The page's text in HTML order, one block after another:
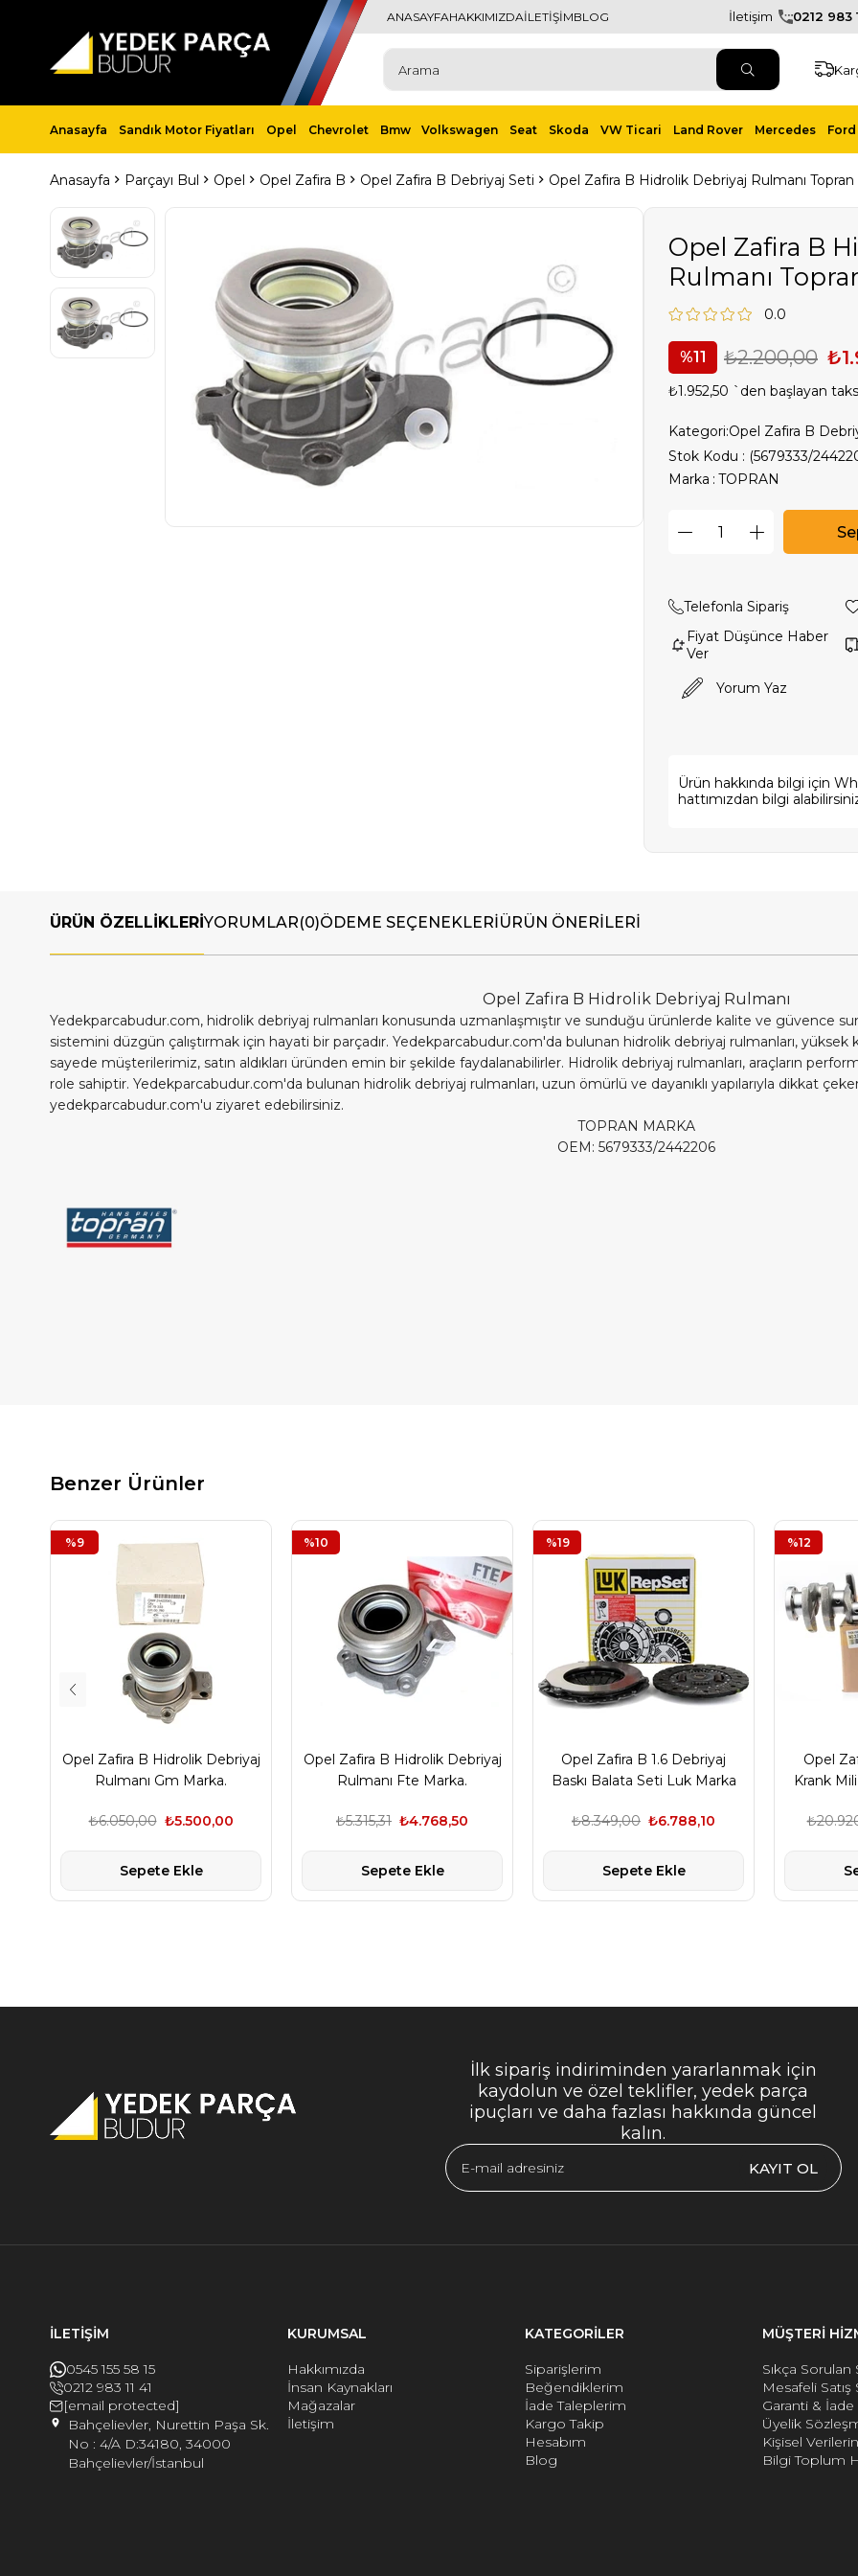
ANASAYFAHAKKIMIZDAİLETİŞİMBLOG İletişim 0212 983
Anasayfa Sandık Motor Fiyatları Opel Chevrolet Bmw Volkswagen Seat Skoda VW Ticari Land Rover Mercedes
Anasayfa Parçayı Bul Opel Opel Zafira B Opel Zafira B Debriyaj Seti Opel Zafira B Hidrolik Debriyaj Rulmanı
Opel Zafira B
Rulmanı
0.0
11 ₺2.200,00
₺1.952,50 `den başlayan
Kategori:Opel Zafira B
Stok Kodu
(5679333/
Marka : TOPRAN
Telefonla Sipariş
Fiyat Düşünce Haber
Ver
Yorum Yaz
Ürün hakkında bilgi için
hattımızdan bilgi
ÜRÜN ÖZELLIKLERIYORUMLAR(0)ÖDEME SEÇENEKLERIÜRÜN ÖNERILERI
Opel Zafira B Hidrolik Debriyaj Rulmanı
Yedekparcabudur.com, hidrolik debriyaj rulmanları konusunda uzmanlaşmıştır ve sunduğu ürünlerde kalite ve güvence
sistemini düzgün çalıştırmak için hayati bir parçadır. Yedekparcabudur.com'da bulunan hidrolik debriyaj rulmanları,
sayede müşterilerimiz, satın aldıkları üründen emin bir şekilde faydalanabilirler. Hidrolik debriyaj rulmanları, araçların
role sahiptir. Yedekparcabudur.com'da bulunan hidrolik debriyaj rulmanları, uzun ömürlü ve dayanıklı yapılarıyla dikkat
yedekparcabudur.com'u ziyaret edebilirsiniz.
TOPRAN MARKA
OEM: 5679333/2442206
Benzer Ürünler
Opel Zafira B Hidrolik Debriyaj
Rulmanı Gm Marka.
₺5.500,00
₺6.050,00
Sepete Ekle
%9
Opel Zafira B Hidrolik Debriyaj
Rulmanı Fte Marka.
₺4.768,50
₺5.315,31
Sepete Ekle
%10
Opel Zafira B 1.6 Debriyaj
Baskı Balata Seti Luk Marka
₺6.788,10
₺8.349,00
Sepete Ekle
%19
Opel
Krank
%12
İlk sipariş indiriminden yararlanmak için
kaydolun ve özel teklifler, yedek parça
ipuçları ve daha fazlası hakkında güncel
kalın.
KAYIT OL
İLETİŞİM
0545 155 58 15
0212 983 11 41
[email protected]
Bahçelievler, Nurettin Paşa Sk.
No : 4/A D:34180, 34000
Bahçelievler/İstanbul
KURUMSAL
Hakkımızda
İnsan Kaynakları
Mağazalar
İletişim
KATEGORİLER
Siparişlerim
Beğendiklerim
İade Taleplerim
Kargo Takip
Hesabım
Blog
MÜŞTERİ
Sıkça Sorulan
Mesafeli
Garanti &
Üyelik
Kişisel
Bilgi Toplum